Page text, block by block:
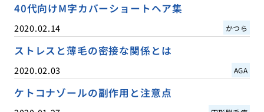
40代向けM字カバーショートヘア集
2020.02.14 かつら
ストレスと薄毛の密接な関係とは
2020.02.03 AGA
ケトコナゾールの副作用と注意点